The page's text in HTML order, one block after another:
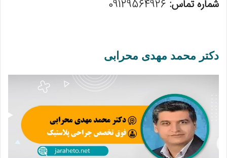
شماره تماس:
دکتر محمد مهدی محرابی